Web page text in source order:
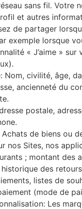
sans fil. Votre
et autres
de partager
exemple lorsque
« J’aime » sur
Nom, civilité, âge,
ancienneté du
postale,
Achats de biens ou
nos Sites, nos
; montant des
des
listes de
(mode de
Les